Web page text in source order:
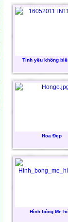
Tình yêu không
Hoa Đẹp
Hình bóng Mẹ